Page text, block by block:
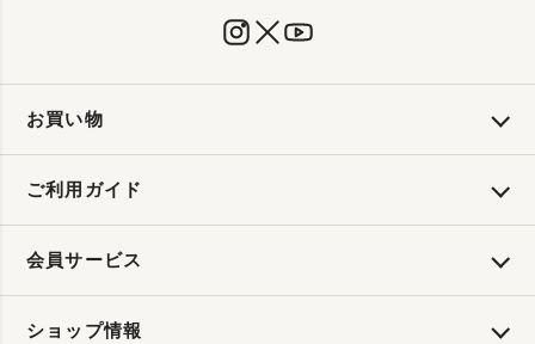
お買い物
ご利用ガイド
会員サービス
ショップ情報